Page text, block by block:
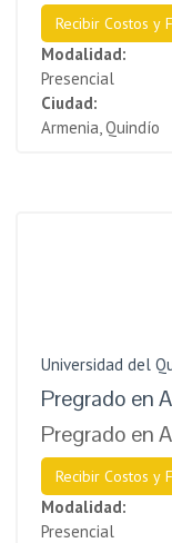
Recibir Costos y
Modalidad:
Presencial
Ciudad:
Armenia, Quindío
Universidad del
Pregrado en
Pregrado en
Recibir Costos y
Modalidad:
Presencial